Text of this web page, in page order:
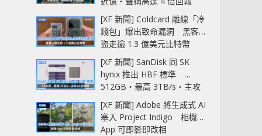
[XF 新聞] Coldcard 離線「冷
錢包」爆出致命漏洞 黑客已
盜走逾 1.3 億美元比特幣
[XF 新聞] SanDisk 同 SK
hynix 推出 HBF 標準
512GB‧最高 3TB/s‧主攻
AI 記憶體
[XF 新聞] Adobe 將生成式 AI
塞入 Project Indigo 相機
App 可即影即改相